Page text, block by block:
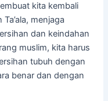
kita kembali
menjaga
dan keindahan
muslim, kita harus
tubuh dengan
benar dan dengan